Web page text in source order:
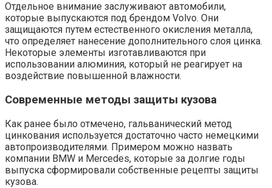
Отдельное внимание заслуживают автомобили,
которые выпускаются под брендом Volvo. Они
защищаются путем естественного окисления металла,
что определяет нанесение дополнительного слоя цинка.
Некоторые элементы изготавливаются при
использовании алюминия, который не реагирует на
воздействие повышенной влажности.
Современные методы защиты кузова
Как ранее было отмечено, гальванический метод
цинкования используется достаточно часто немецкими
автопроизводителями. Примером можно назвать
компании BMW и Mercedes, которые за долгие годы
выпуска сформировали собственные рецепты защиты
кузова.